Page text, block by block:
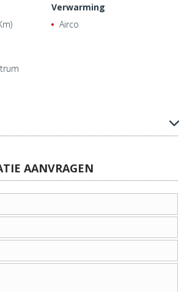
Verwarming
Airco
AANVRAGEN